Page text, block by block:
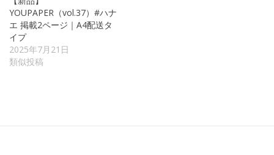
YOUPAPER（vol.37）#ハナ
エ 掲載2ページ｜A4配送タ
イプ
2025年7月21日
類似投稿